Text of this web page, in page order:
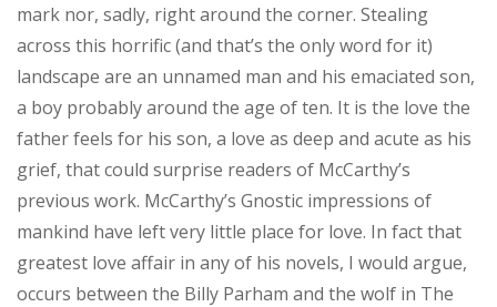
mark nor, sadly, right around the corner. Stealing
across this horrific (and that’s the only word for it)
landscape are an unnamed man and his emaciated son,
a boy probably around the age of ten. It is the love the
father feels for his son, a love as deep and acute as his
grief, that could surprise readers of McCarthy’s
previous work. McCarthy’s Gnostic impressions of
mankind have left very little place for love. In fact that
greatest love affair in any of his novels, I would argue,
occurs between the Billy Parham and the wolf in The